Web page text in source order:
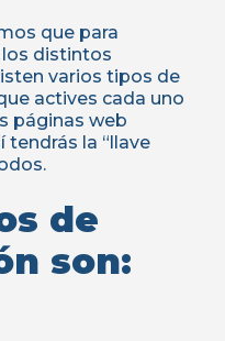
que para
distintos
varios tipos de
actives cada uno
páginas web
tendrás la “llave
de
son: